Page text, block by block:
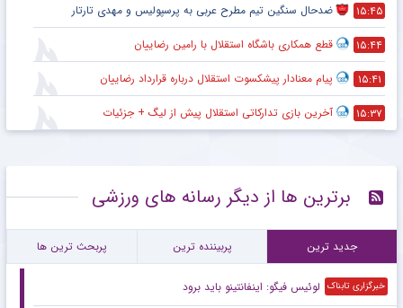
۱۵:۴۵ ضدحال سنگین تیم مطرح عربی به پرسپولیس و مهدی تارتار
۱۵:۴۴ قطع همکاری باشگاه استقلال با رامین رضاییان
۱۵:۴۱ پیام معنادار پیشکسوت استقلال درباره قرارداد رضاییان
۱۵:۳۷ آخرین بازی تدارکاتی استقلال پیش از لیگ + جزئیات
برترین ها از دیگر رسانه های ورزشی
جدید ترین پربیننده ترین پربحث ترین ها
خبرگزاری تابناک لوئیس فیگو: اینفانتینو باید برود